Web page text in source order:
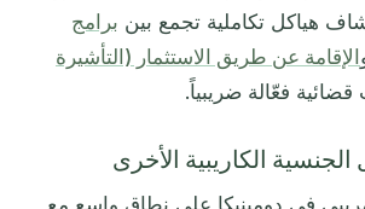
هياكل تكاملية تجمع بين برامج
الإقامة عن طريق الاستثمار (التأشيرة
فعّالة ضريبياً.
الكاريبية الأخرى
في دومينيكا على نطاق واسع مع